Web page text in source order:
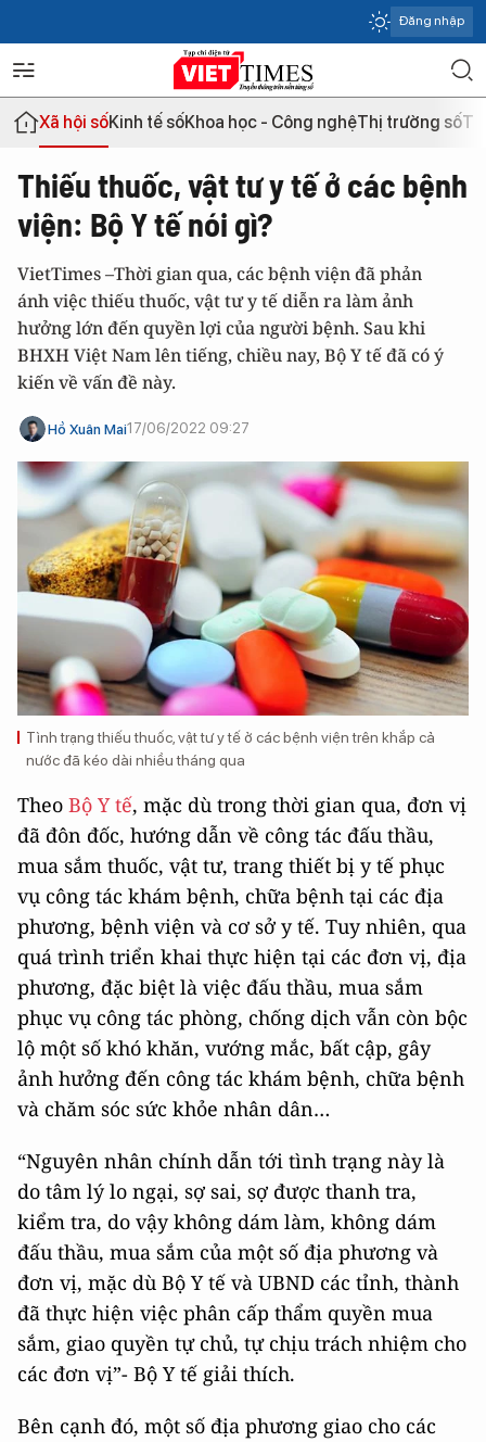
Đăng nhập
Xã hội sốKinh tế sốKhoa học - Công nghệThị trường số
Thiếu thuốc, vật tư y tế ở các bệnh
viện: Bộ Y tế nói gì?
VietTimes –Thời gian qua, các bệnh viện đã phản
ánh việc thiếu thuốc, vật tư y tế diễn ra làm ảnh
hưởng lớn đến quyền lợi của người bệnh. Sau khi
BHXH Việt Nam lên tiếng, chiều nay, Bộ Y tế đã có ý
kiến về vấn đề này.
Hồ Xuân Mai17/06/2022 09:27
Tình trạng thiếu thuốc, vật tư y tế ở các bệnh viện trên khắp cả
nước đã kéo dài nhiều tháng qua
Theo Bộ Y tế, mặc dù trong thời gian qua, đơn vị
đã đôn đốc, hướng dẫn về công tác đấu thầu,
mua sắm thuốc, vật tư, trang thiết bị y tế phục
vụ công tác khám bệnh, chữa bệnh tại các địa
phương, bệnh viện và cơ sở y tế. Tuy nhiên, qua
quá trình triển khai thực hiện tại các đơn vị, địa
phương, đặc biệt là việc đấu thầu, mua sắm
phục vụ công tác phòng, chống dịch vẫn còn bộc
lộ một số khó khăn, vướng mắc, bất cập, gây
ảnh hưởng đến công tác khám bệnh, chữa bệnh
và chăm sóc sức khỏe nhân dân…
“Nguyên nhân chính dẫn tới tình trạng này là
do tâm lý lo ngại, sợ sai, sợ được thanh tra,
kiểm tra, do vậy không dám làm, không dám
đấu thầu, mua sắm của một số địa phương và
đơn vị, mặc dù Bộ Y tế và UBND các tỉnh, thành
đã thực hiện việc phân cấp thẩm quyền mua
sắm, giao quyền tự chủ, tự chịu trách nhiệm cho
các đơn vị”- Bộ Y tế giải thích.
Bên cạnh đó, một số địa phương giao cho các